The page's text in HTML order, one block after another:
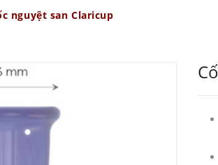
nguyệt san Claricup